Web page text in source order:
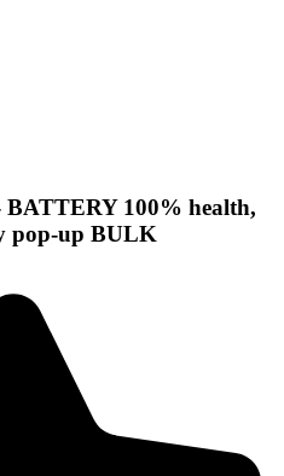
100% health,
pop-up BULK